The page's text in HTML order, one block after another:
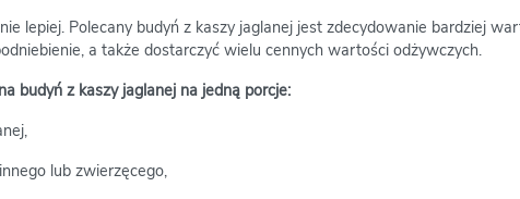
lepiej. Polecany budyń z kaszy jaglanej jest zdecydowanie bardziej
a także dostarczyć wielu cennych wartości odżywczych.
budyń z kaszy jaglanej na jedną porcje:
lub zwierzęcego,